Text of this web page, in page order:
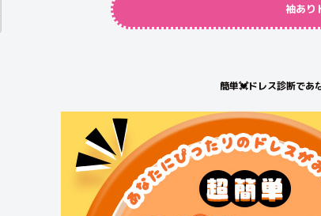
袖あ
簡単💓ドレス診断であ